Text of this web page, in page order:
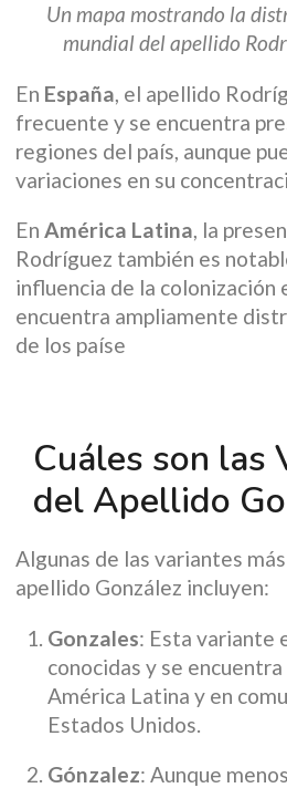
Un mapa mostrando la
mundial del apellido
En España, el apellido
frecuente y se encuentra
regiones del país, aunque
variaciones en su
En América Latina, la
Rodríguez también es
influencia de la colonización
encuentra ampliamente
de los paíse
Cuáles son las
del Apellido
Algunas de las variantes
apellido González incluyen:
Gonzales: Esta variante
conocidas y se
América Latina y en
Estados Unidos.
Gónzalez: Aunque